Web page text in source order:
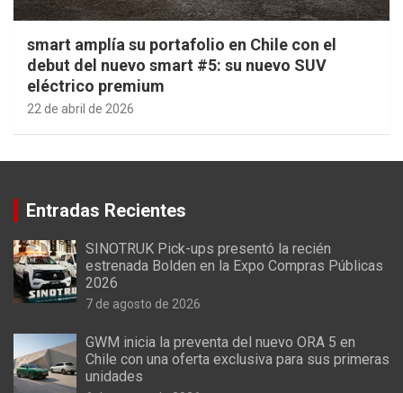
smart amplía su portafolio en Chile con el
debut del nuevo smart #5: su nuevo SUV
eléctrico premium
22 de abril de 2026
Entradas Recientes
SINOTRUK Pick-ups presentó la recién
estrenada Bolden en la Expo Compras Públicas
2026
7 de agosto de 2026
GWM inicia la preventa del nuevo ORA 5 en
Chile con una oferta exclusiva para sus primeras
unidades